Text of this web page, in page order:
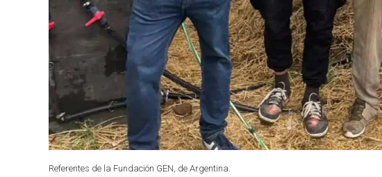
Referentes de la Fundación GEN, de Argentina.